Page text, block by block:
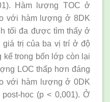
Hàm lượng TOC ở
với hàm lượng ở 8DK
tối đa được tìm thấy ở
trị của ba vị trí ở độ
kể trong bốn lớp còn lại
LOC thấp hơn đáng
với hàm lượng ở 0DK
hoc (p < 0,001). Ở